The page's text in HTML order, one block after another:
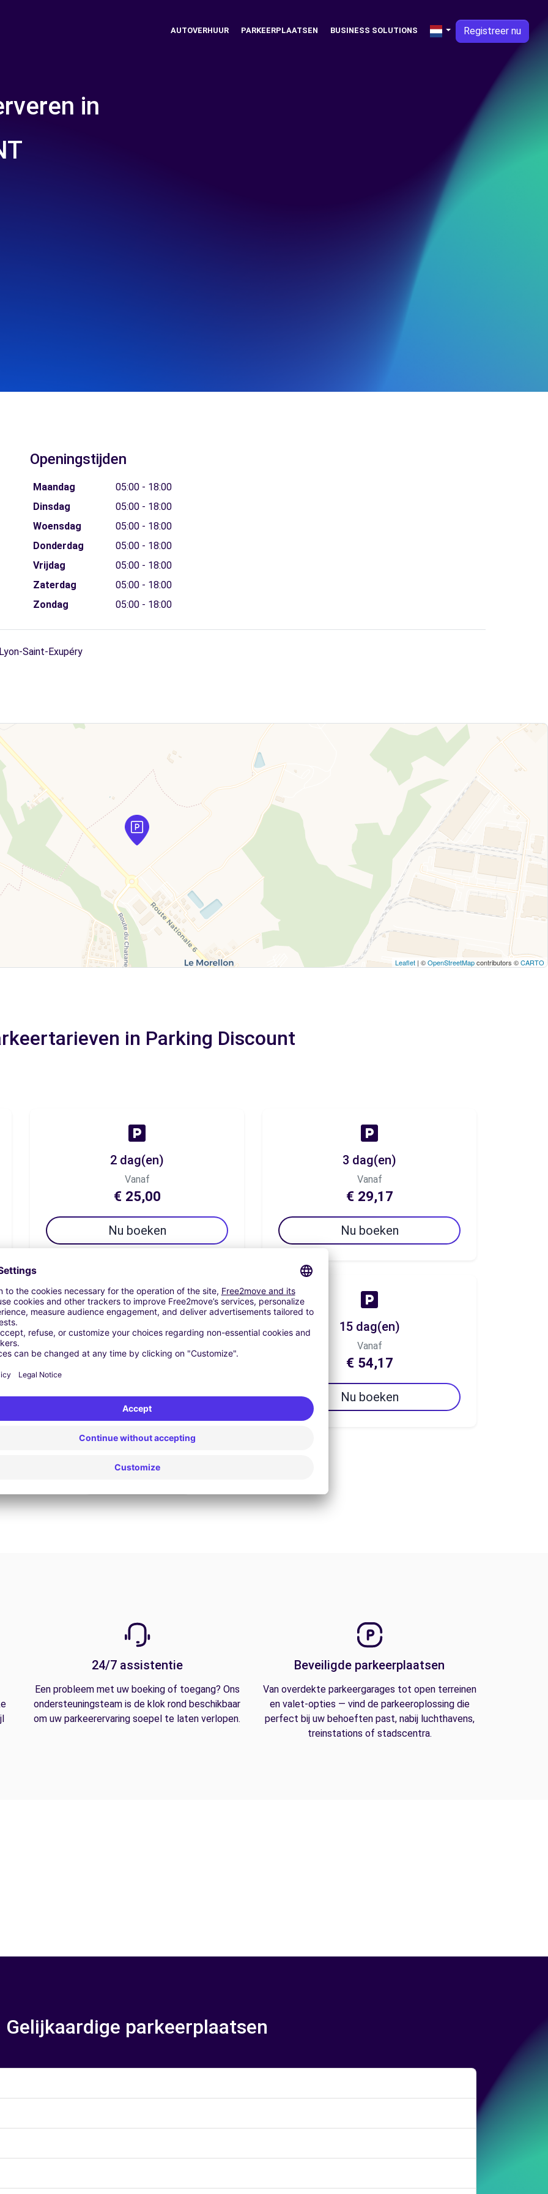
AUTOVERHUUR PARKEERPLAATSEN BUSINESS SOLUTIONS Registreer nu
in
Openingstijden
Maandag
05:00 - 18:00
Dinsdag
05:00 - 18:00
Woensdag
05:00 - 18:00
Donderdag
05:00 - 18:00
Vrijdag
05:00 - 18:00
Zaterdag
05:00 - 18:00
Zondag
05:00 - 18:00
Saint-Exupéry
Leaflet | ©OpenStreetMapcontributors ©CARTO
in Parking Discount
2 dag(en)
Vanaf
€ 25,00
Nu boeken
3 dag(en)
Vanaf
€ 29,17
Nu boeken
7 dag(en)
€ 37,50
Nu boeken
15 dag(en)
Vanaf
€ 54,17
Nu boeken
24/7 assistentie
Een probleem met uw boeking of toegang? Ons
ondersteuningsteam is de klok rond beschikbaar
om uw parkeerervaring soepel te laten verlopen.
Beveiligde parkeerplaatsen
Van overdekte parkeergarages tot open terreinen
en valet-opties — vind de parkeeroplossing die
perfect bij uw behoeften past, nabij luchthavens,
treinstations of stadscentra.
Gelijkaardige parkeerplaatsen